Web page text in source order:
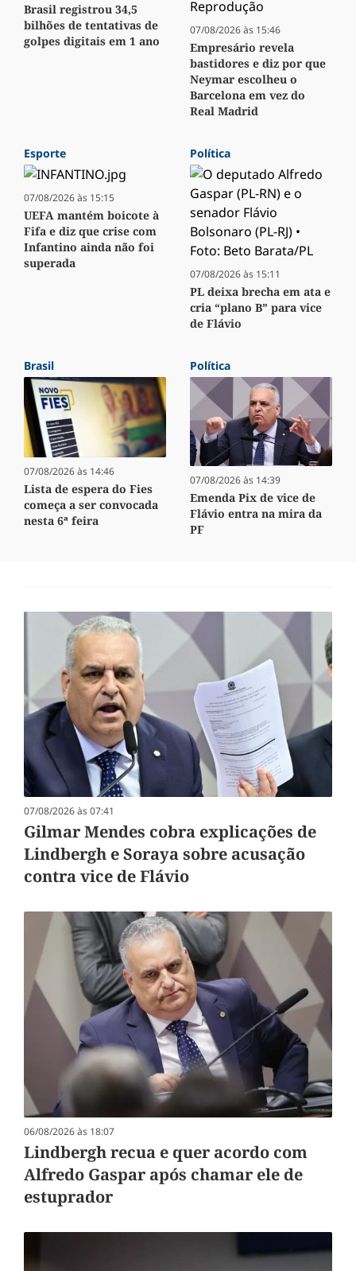
Brasil registrou 34,5
bilhões de tentativas de
golpes digitais em 1 ano
07/08/2026 às 15:46
Empresário revela
bastidores e diz por que
Neymar escolheu o
Barcelona em vez do
Real Madrid
Esporte
07/08/2026 às 15:15
UEFA mantém boicote à
Fifa e diz que crise com
Infantino ainda não foi
superada
Política
07/08/2026 às 15:11
PL deixa brecha em ata e
cria “plano B” para vice
de Flávio
Brasil
07/08/2026 às 14:46
Lista de espera do Fies
começa a ser convocada
nesta 6ª feira
Política
07/08/2026 às 14:39
Emenda Pix de vice de
Flávio entra na mira da
PF
07/08/2026 às 07:41
Gilmar Mendes cobra explicações de
Lindbergh e Soraya sobre acusação
contra vice de Flávio
06/08/2026 às 18:07
Lindbergh recua e quer acordo com
Alfredo Gaspar após chamar ele de
estuprador